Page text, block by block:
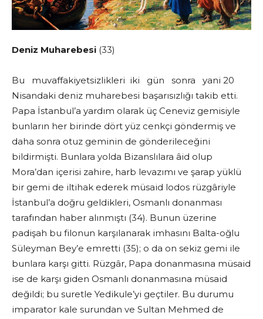
Deniz Muharebesi (33)
Bu muvaffakiyetsizlikleri iki gün sonra yani 20
Nisandaki deniz muharebesi başarısızlığı takib etti.
Papa İstanbul’a yardım olarak üç Ceneviz gemisiyle
bunların her birinde dört yüz cenkçi göndermiş ve
daha sonra otuz geminin de gönderileceğini
bildirmişti. Bunlara yolda Bizanslılara âid olup
Mora’dan içerisi zahire, harb levazımı ve şarap yüklü
bir gemi de iltihak ederek müsaid lodos rüzgâriyle
İstanbul’a doğru geldikleri, Osmanlı donanması
tarafından haber alınmıştı (34). Bunun üzerine
padişah bu filonun karşılanarak imhasını Balta-oğlu
Süleyman Bey’e emretti (35); o da on sekiz gemi ile
bunlara karşı gitti. Rüzgâr, Papa donanmasına müsaid
ise de karşı giden Osmanlı donanmasına müsaid
değildi; bu suretle Yedikule’yi geçtiler. Bu durumu
imparator kale surundan ve Sultan Mehmed de